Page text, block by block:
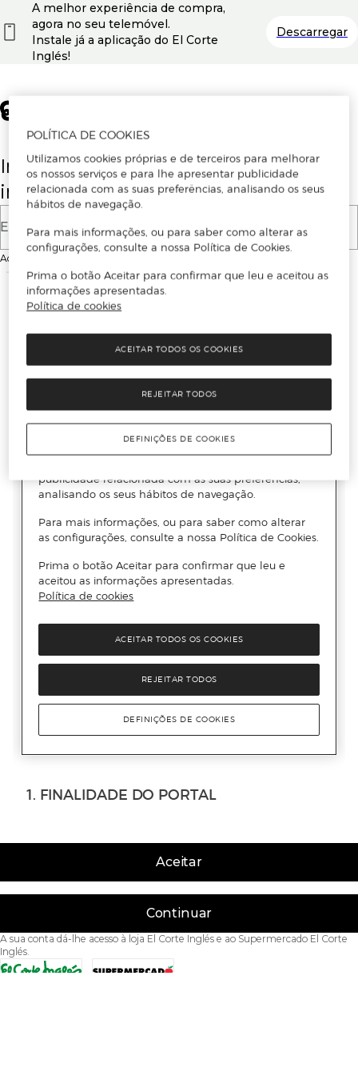
Insira o seu email para se registar ou
iniciar sessão.
E-mail
Ao continuar, aceitas as
Aceitar
Continuar
A sua conta dá-lhe acesso à loja El Corte Inglés e ao Supermercado El Corte
Inglés.
A melhor experiência de compra,
agora no seu telemóvel.
Instale já a aplicação do El Corte
Inglés!
Descarregar
POLÍTICA DE COOKIES
Utilizamos cookies próprias e de terceiros para melhorar
os nossos serviços e para lhe apresentar publicidade
relacionada com as suas preferências, analisando os seus
hábitos de navegação.
Para mais informações, ou para saber como alterar as
configurações, consulte a nossa Política de Cookies.
Prima o botão Aceitar para confirmar que leu e aceitou as
informações apresentadas.
Política de cookies
REJEITAR TODOS
ACEITAR TODOS OS COOKIES
DEFINIÇÕES DE COOKIES